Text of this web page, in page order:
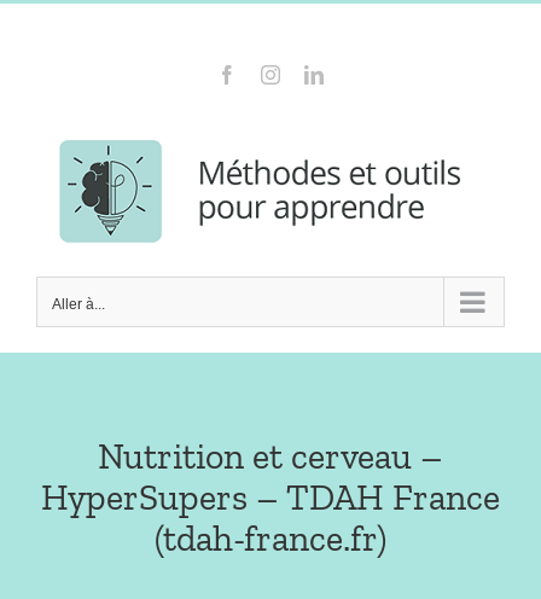
FacebookInstagramLinkedIn
Aller à...
Nutrition et cerveau –
HyperSupers – TDAH France
(tdah-france.fr)